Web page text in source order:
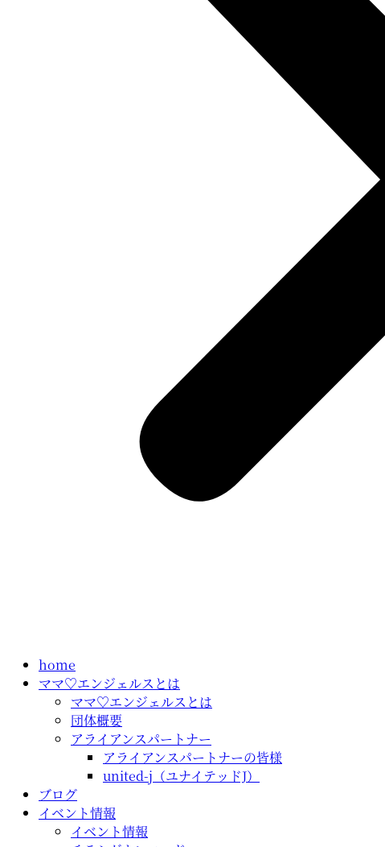
home
ママ♡エンジェルスとは
ママ♡エンジェルスとは
団体概要
アライアンスパートナー
アライアンスパートナーの皆様
united-j（ユナイテッドJ）
ブログ
イベント情報
イベント情報